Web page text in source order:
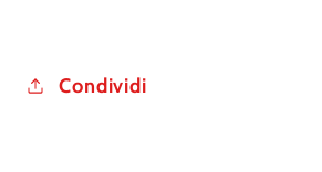
Condividi